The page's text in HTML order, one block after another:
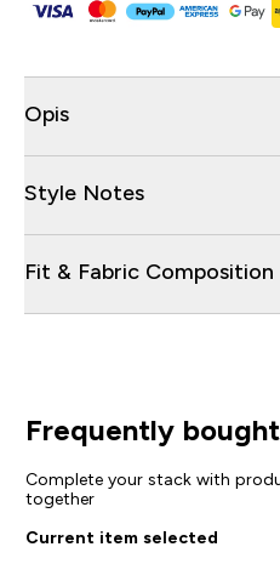
Opis
Style Notes
Fit & Fabric Composition
Frequently
Complete your stack with
together
Current item selected